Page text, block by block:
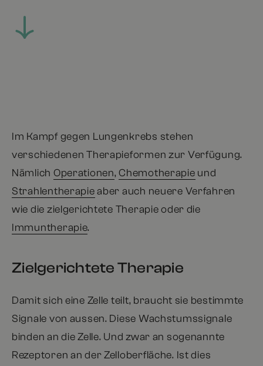
Im Kampf gegen Lungenkrebs stehen
verschiedenen Therapieformen zur Verfügung.
Nämlich Operationen,Chemotherapie und
Strahlentherapieaber auch neuere Verfahren
wie die zielgerichtete Therapie oder die
Immuntherapie.
Zielgerichtete Therapie
Damit sich eine Zelle teilt, braucht sie bestimmte
Signale von aussen. Diese Wachstumssignale
binden an die Zelle. Und zwar an sogenannte
Rezeptoren an der Zelloberfläche. Ist dies